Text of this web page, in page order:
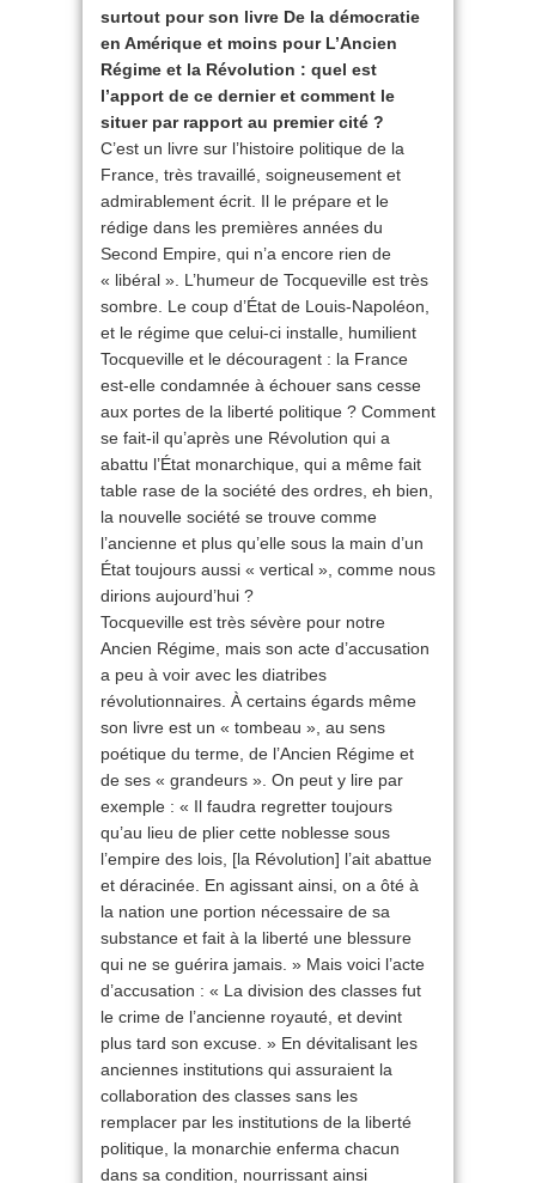
surtout pour son livre De la démocratie
en Amérique et moins pour L’Ancien
Régime et la Révolution : quel est
l’apport de ce dernier et comment le
situer par rapport au premier cité ?
C’est un livre sur l’histoire politique de la
France, très travaillé, soigneusement et
admirablement écrit. Il le prépare et le
rédige dans les premières années du
Second Empire, qui n’a encore rien de
« libéral ». L’humeur de Tocqueville est très
sombre. Le coup d’État de Louis-Napoléon,
et le régime que celui-ci installe, humilient
Tocqueville et le découragent : la France
est-elle condamnée à échouer sans cesse
aux portes de la liberté politique ? Comment
se fait-il qu’après une Révolution qui a
abattu l’État monarchique, qui a même fait
table rase de la société des ordres, eh bien,
la nouvelle société se trouve comme
l’ancienne et plus qu’elle sous la main d’un
État toujours aussi « vertical », comme nous
dirions aujourd’hui ?
Tocqueville est très sévère pour notre
Ancien Régime, mais son acte d’accusation
a peu à voir avec les diatribes
révolutionnaires. À certains égards même
son livre est un « tombeau », au sens
poétique du terme, de l’Ancien Régime et
de ses « grandeurs ». On peut y lire par
exemple : « Il faudra regretter toujours
qu’au lieu de plier cette noblesse sous
l’empire des lois, [la Révolution] l’ait abattue
et déracinée. En agissant ainsi, on a ôté à
la nation une portion nécessaire de sa
substance et fait à la liberté une blessure
qui ne se guérira jamais. » Mais voici l’acte
d’accusation : « La division des classes fut
le crime de l’ancienne royauté, et devint
plus tard son excuse. » En dévitalisant les
anciennes institutions qui assuraient la
collaboration des classes sans les
remplacer par les institutions de la liberté
politique, la monarchie enferma chacun
dans sa condition, nourrissant ainsi